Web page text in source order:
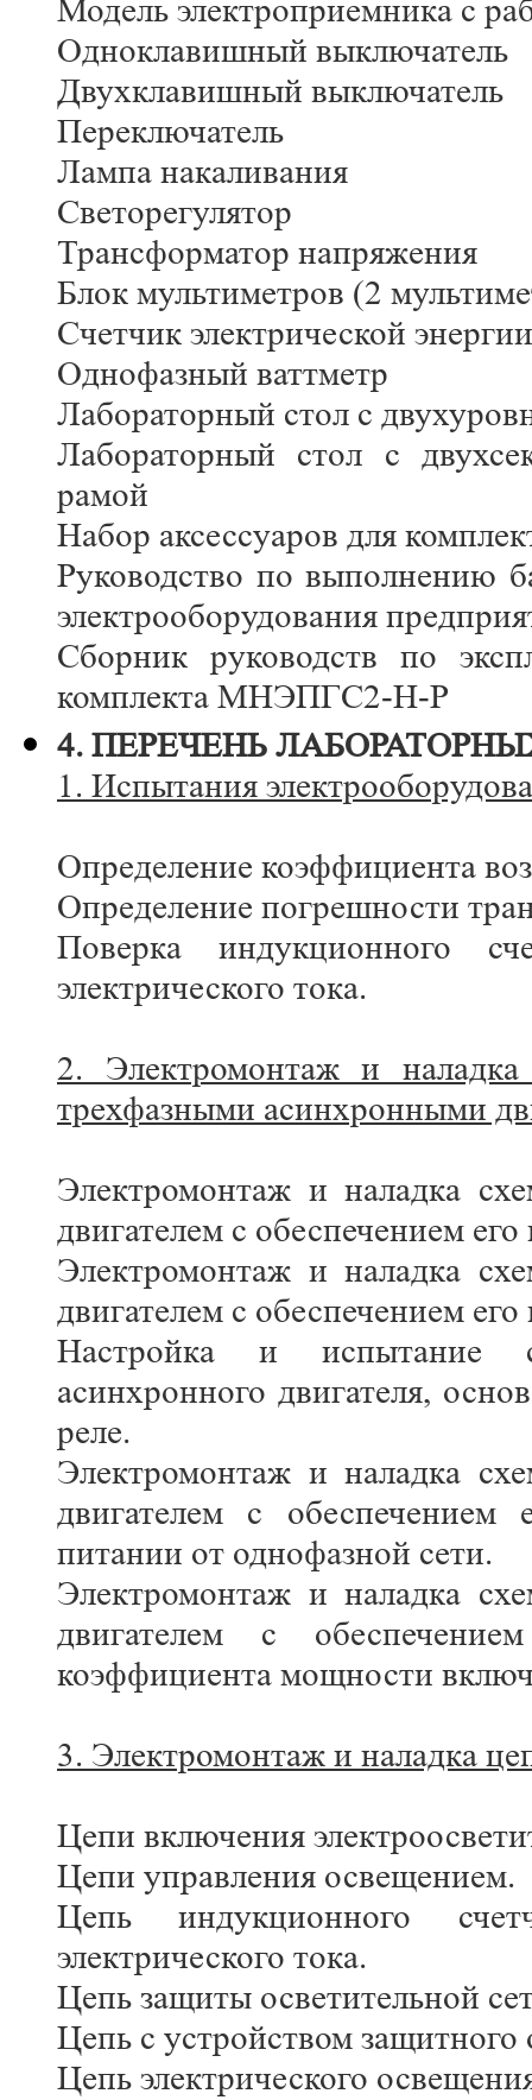
Модель электроприемника с
Одноклавишный выключатель
Двухклавишный выключатель
Переключатель
Лампа накаливания
Светорегулятор
Трансформатор напряжения
Блок мультиметров (2
Счетчик электрической энергии
Однофазный ваттметр
Лабораторный стол с
Лабораторный стол с
рамой
Набор аксессуаров для
Руководство по выполнению
электрооборудования
Сборник руководств по
комплекта МНЭПГС2-Н-Р
4. ПЕРЕЧЕНЬ
1. Испытания
Определение коэффициента
Определение погрешности
Поверка индукционного
электрического тока.
2. Электромонтаж и наладка
трехфазными асинхронными
Электромонтаж и наладка
двигателем с обеспечением
Электромонтаж и наладка
двигателем с обеспечением
Настройка и испытание
асинхронного двигателя,
реле.
Электромонтаж и наладка
двигателем с обеспечением
питании от однофазной сети.
Электромонтаж и наладка
двигателем с
коэффициента мощности
3. Электромонтаж и наладка
Цепи включения
Цепи управления освещением.
Цепь индукционного
электрического тока.
Цепь защиты осветительной
Цепь с устройством защитного
Цепь электрического